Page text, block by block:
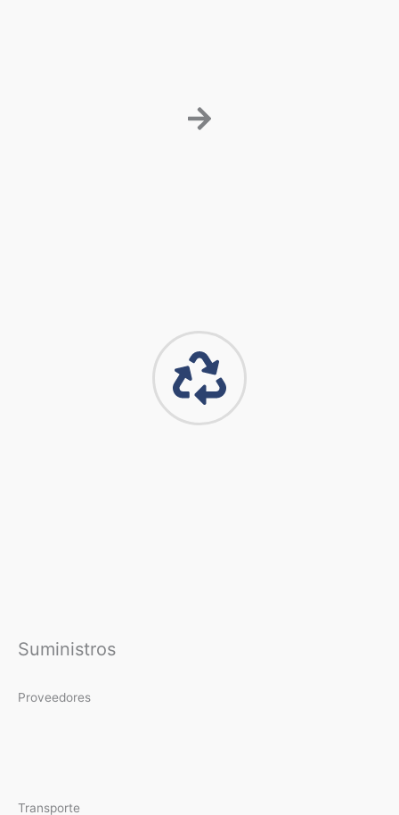
Suministros
Proveedores
Transporte